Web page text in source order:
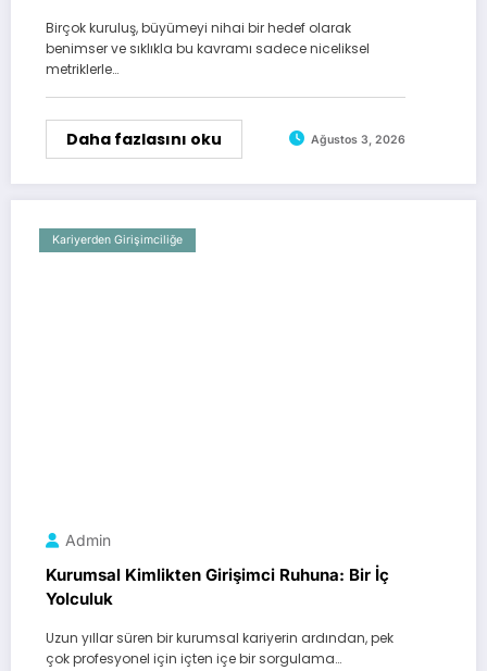
Birçok kuruluş, büyümeyi nihai bir hedef olarak
benimser ve sıklıkla bu kavramı sadece niceliksel
metriklerle…
Daha fazlasını oku Ağustos 3, 2026
Kariyerden Girişimciliğe
Admin
Kurumsal Kimlikten Girişimci Ruhuna: Bir İç
Yolculuk
Uzun yıllar süren bir kurumsal kariyerin ardından, pek
çok profesyonel için içten içe bir sorgulama…